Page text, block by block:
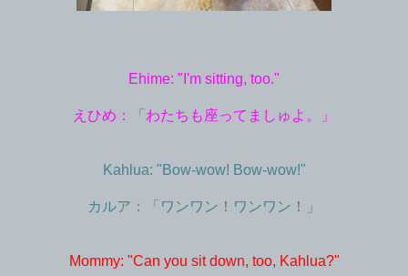
Ehime: "I'm sitting, too."
えひめ：「わたちも座ってましゅよ。」
Kahlua: "Bow-wow! Bow-wow!"
カルア：「ワンワン！ワンワン！」
Mommy: "Can you sit down, too, Kahlua?"